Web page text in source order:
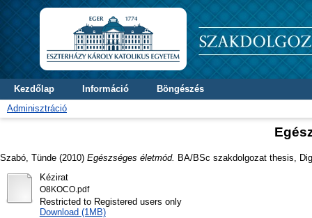
Kezdőlap Információ
Böngészés
Adminisztráció
Szabó, Tünde (2010) Egészséges életmód. BA/BSc szakdolgozat thesis,
Kézirat
O8KOCO.pdf
Restricted to Registered users only
Download (1MB)